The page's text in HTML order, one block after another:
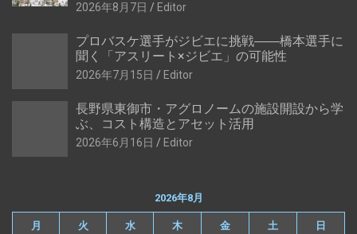
2026年8月7日 Editor
プロバスケ選手がジビエに挑戦――橋本選手に
聞く「アスリート×ジビエ」の可能性
2026年7月15日 Editor
長野県東御市・アグロノームの施設開設から学
ぶ、コスト構造とアセット活用
2026年6月16日 Editor
2026年8月
月 火 水 木 金 土 日